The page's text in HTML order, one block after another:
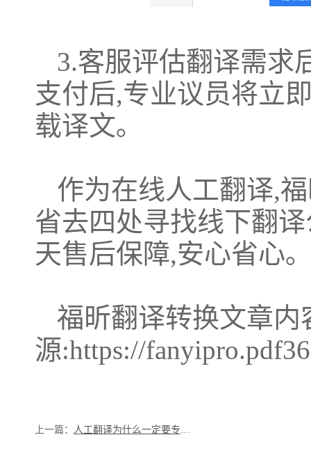
3.客服评估翻译需求
支付后,专业议员将立
载译文｡
作为在线人工翻译,
省去四处寻找线下翻
天售后保障,安心省心｡
福昕翻译转换文章内
源:https://
上一篇： 人工翻译为什么一定要专业译员?